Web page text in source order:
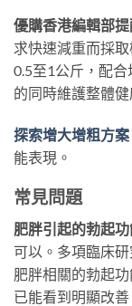
優購香港編輯部提
求快速減重而採
0.5至1公斤，配
的同時維護整體健
探索增大增粗方案
能表現。
常見問題
肥胖引起的勃起
可以。多項臨床
肥胖相關的勃起
已能看到明顯改